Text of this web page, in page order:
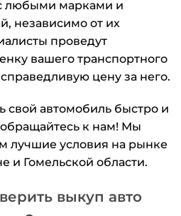
любыми марками и
независимо от их
проведут
вашего транспортного
цену за него.
свой автомобиль быстро и
к нам! Мы
лучшие условия на рынке
и Гомельской области.
выкуп авто